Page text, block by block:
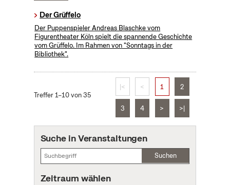
Der Grüffelo
Der Puppenspieler Andreas Blaschke vom
Figurentheater Köln spielt die spannende Geschichte
vom Grüffelo. Im Rahmen von "Sonntags in der
Bibliothek".
Treffer 1–10 von 35
|< < 1 2
3 4 > >|
Suche in Veranstaltungen
Suchen
Zeitraum wählen